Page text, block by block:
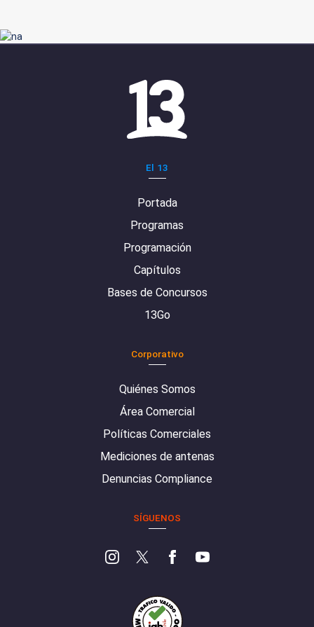
El 13
Portada
Programas
Programación
Capítulos
Bases de Concursos
13Go
Corporativo
Quiénes Somos
Área Comercial
Políticas Comerciales
Mediciones de antenas
Denuncias Compliance
SÍGUENOS